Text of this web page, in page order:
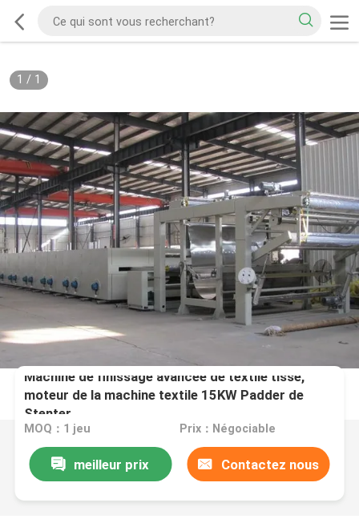
1 / 1
Machine de finissage avancée de textile tissé,
moteur de la machine textile 15KW Padder de
Stenter
MOQ：1 jeu Prix：Négociable
meilleur prix Contactez nous